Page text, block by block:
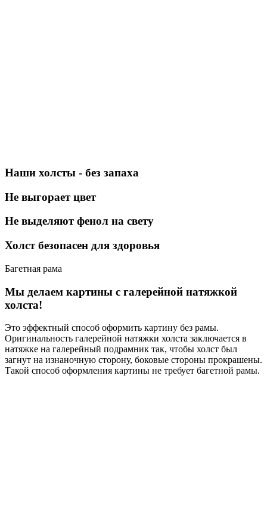
Наши холсты - без запаха
Не выгорает цвет
Не выделяют фенол на свету
Холст безопасен для здоровья
Багетная рама
Мы делаем картины с галерейной натяжкой
холста!
Это эффектный способ оформить картину без рамы.
Оригинальность галерейной натяжки холста заключается в
натяжке на галерейный подрамник так, чтобы холст был
загнут на изнаночную сторону, боковые стороны прокрашены.
Такой способ оформления картины не требует багетной рамы.